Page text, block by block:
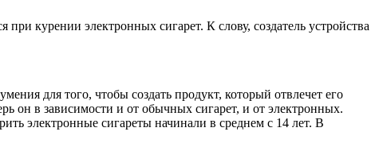
курении электронных сигарет. К слову, создатель устройства
для того, чтобы создать продукт, который отвлечет его
он в зависимости и от обычных сигарет, и от электронных.
электронные сигареты начинали в среднем с 14 лет. В